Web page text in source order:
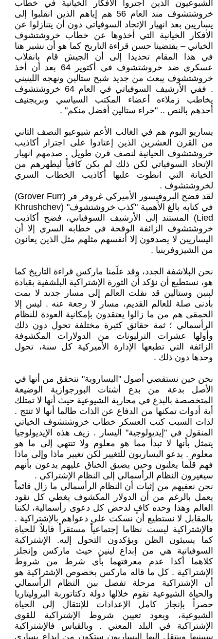
الشيوعيون الذين اجتروا الأفكار الخيانية في خطاب
خروشتشوف منذ العام 56 هم إياهم الذين انقلبوا إلى
يساريين بعد انهيار الإتحاد السوفياتي دون أن يتنازلوا عن
الأفكار الخيانية التي أخذوها عن خطاب خروشتشوف
الخياني – يقتضينا حسن قراءة التاريخ كما هو أن نشير هنا
في هذا المقام تحديدا إلى أن الجيش قام بانقلاب
عسكري ضد خروشتشوف في أكتوير 64 بعد أن أخذ
خروشتشوف يبعث من جديد شبح ستالين ونهجه اللينيني
. ففي الأرشيف السوفياتي في العام 64 خروشتشوف
يخاطب زملاءه أعضاء المكتب السياسي وبريجنيف
أحدهم بالنص .. "خراء ستالين أفضل منكم" .
يساريو اليوم هم في الغالب الأعم شيوعيو النصف الثاني
من القرن العشرين الذين إعتادوا على اجترار أكاذيب
خروشتشوف الخيانية لنصف قرن طويل . صدمهم انهيار
الإتحاد السوفياتي لكن ذلك لم يكن كافياً ليطهرهم من
الخيانة التي انطوت عليها أكاذيب الخطاب السري
لخروشتشوف .
لقد فضح البروفيسور الأميركي غروفر فر (Grover Furr)
في كتابه بالغ الأهمية "كذب خروشتشوف" (Khrushchev
Lied) المستند إلى الأرشيف السوفياتي، فضح أكاذيب
خروشتشوف الزائفة الوقحة في خطابه السري إلا أن
اليساريين لا يصدقون إلا أنفسهم مثلهم مثل الذين يعانون
من الشيزوفرينيا .
نحن البلاشفة الجدد، وقد علّمنا ماركس قراءة التاريخ كما
هو، نستطيع أن نؤكد أن الثورة الإشتراكية البلشفية بقيادة
لينين وستالين قد نقلت العالم إلى مسار جديد لا يمت
بأدنى صلة للعالم القديم، مسار لا رجعة عنه . ليس إلا
الحمقى هم من ما زالوا يعتقدون بإمكانية العودة للنظام
الرأسمالي ؛ ثمة حقائق كثيرة مختلفة تحول دون ذلك
وأولها عشرات الترليونات من الدولارات المكشوفة
الزائفة التي تطبعها الإدارة الأميركية كل سنة، تحول
وحدها دون ذلك .
نحن حين نستقصي أصول "اليساروية" نتحقق من أنها في
الأصل بدعة من بدع أشتات البورجوازية الوضيعة
المتخصصة بالبدع في محاربة الشيوعية حيث أنها لا تمتلك
أية أدوات تمكنها من الدفاع عن الذات طالما أنها لا تنتج .
لذات السبب كتب العسكر خطاب خروشتشوف الخياتي
المنقول في "إيديولوجية" اليسار . زيف هذه الإيديولوجيا
يتمثل بأنها لا تبدأ مما هو معلوم ولا تنتهي إلى ما هو
معلوم . يدعو اليساريون للتغيير لكن تغيير ماذا وإلى ماذا
فهم قلّما يعلنون وحين يضيق الخناق عليهم يدعون بأنهم
سيغيرون النظام الرأسمالي إلى النظام الإشتراكي .
نحن نعفيهم من إثبات أن النظام الرأسمالي ما زال قائماً
يعمل بالرغم من أن الدولار المكشوف يغطي كل نقود
العالم وهذا وحده كافٍ لدحض كل دعوى رأسمالية، لكننا
بالمقابل لا نستطيع أن نسكت على دعواهم بالإشتراكية .
فالإشتراكية ليست نظاما إجتماعياً مستقراً قابلاً للحياة
كما يسيئون الظن ويؤكدون التحول إليه. الإشتراكية
السوفياتية هي من إبداع لينين حيث ماركس وإنجلز
كلاهما أكدا عدم معرفتهما بأي شرط من شروط
الإشتراكية . كل ما قاله ماركس بخصوص الإشتراكية هو
أن الإشتراكية مرحلة تفصل بين التظام الرأسمالي
والحياة الشيوعية تقوم خلالها دولة دكتاتوربة البروليتاريا
حصراً بإنجاز كامل الإعدادات للإنتقال إلى الحياة
الشيوعية، ويعود تعيين شروط الإشتراكية للقوى
الإشتراكية في البلد المعني . وبالقياس فالإشتراكية
سيبنيها وينتقل إليها اليساريون ستكون من إبداع يساري